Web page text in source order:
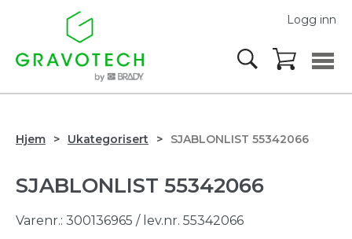
Logg inn
Hjem Ukategorisert SJABLONLIST 55342066
SJABLONLIST 55342066
Varenr.: 300136965 / lev.nr. 55342066